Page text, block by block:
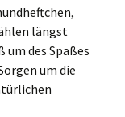
längst
um des Spaßes
um die